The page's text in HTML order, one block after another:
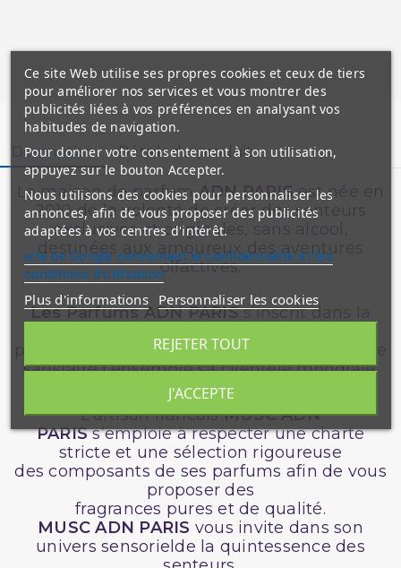
Description Détails du produit
La maison de parfumADN PARISest née en
2010 de la volonté de créer des senteurs
exclusives et originales, sans alcool,
destinées aux amoureux des aventures
olfactives.
Les Parfums ADN PARISs’inscrit dans la
parfums aussi surprenants que variés afin de
satisfaire l’ensemble sa clientèle mondiale.
L’artisan francaisMUSC ADN
PARISs’emploie à respecter une charte
stricte et une sélection rigoureuse
des composants de ses parfums afin de vous
proposer des
fragrances pures et de qualité.
MUSC ADN PARIS vous invite dans son
univers sensorielde la quintessence des
Ce site Web utilise ses propres cookies et ceux de tiers
pour améliorer nos services et vous montrer des
publicités liées à vos préférences en analysant vos
habitudes de navigation.
Pour donner votre consentement à son utilisation,
appuyez sur le bouton Accepter.
Nous utilisons des cookies pour personnaliser les
annonces, afin de vous proposer des publicités
adaptées à vos centres d'intérêt.
site de Google concernant la confidentialité et les
conditions d'utilisation
Plus d'informations Personnaliser les cookies
REJETER TOUT
J'ACCEPTE